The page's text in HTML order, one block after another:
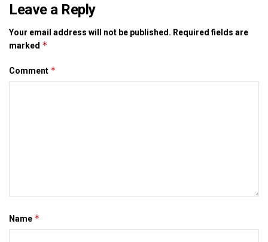
Leave a Reply
Your email address will not be published. Required fields are
marked *
Comment *
Name *